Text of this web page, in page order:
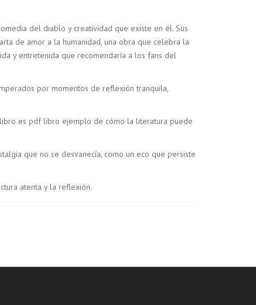
del diablo y creatividad que existe en él. Sus
de amor a la humanidad, una obra que celebra la
y entretenida que recomendaría a los fans del
por momentos de reflexión tranquila,
es pdf libro ejemplo de cómo la literatura puede
que no se desvanecía, como un eco que persiste
atenta y la reflexión.